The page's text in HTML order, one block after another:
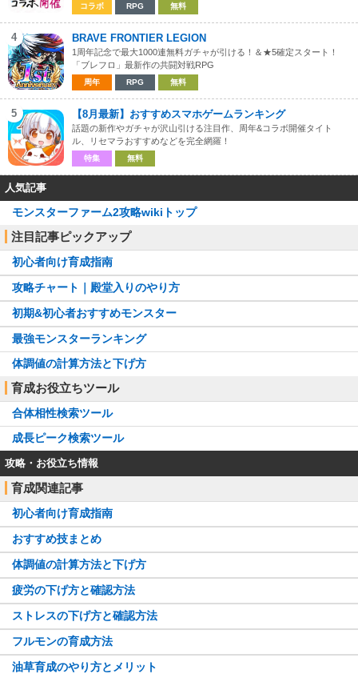
コラボ RPG 無料
4 BRAVE FRONTIER LEGION
1周年記念で最大1000連無料ガチャが引ける！＆★5確定スタート！
「ブレフロ」最新作の共闘対戦RPG
周年 RPG 無料
5 【8月最新】おすすめスマホゲームランキング
話題の新作やガチャが沢山引ける注目作、周年&コラボ開催タイト
ル、リセマラおすすめなどを完全網羅！
特集 無料
人気記事
モンスターファーム2攻略wikiトップ
注目記事ピックアップ
初心者向け育成指南
攻略チャート｜殿堂入りのやり方
初期&初心者おすすめモンスター
最強モンスターランキング
体調値の計算方法と下げ方
育成お役立ちツール
合体相性検索ツール
成長ピーク検索ツール
攻略・お役立ち情報
育成関連記事
初心者向け育成指南
おすすめ技まとめ
体調値の計算方法と下げ方
疲労の下げ方と確認方法
ストレスの下げ方と確認方法
フルモンの育成方法
油草育成のやり方とメリット